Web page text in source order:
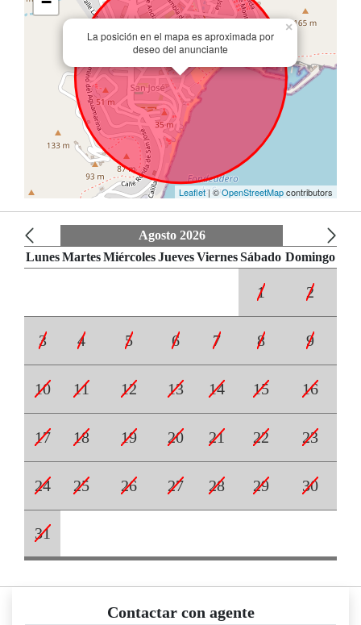
La posición en el mapa es aproximada por
deseo del anunciante
×
Leaflet| ©OpenStreetMapcontributors
Agosto 2026
Lunes Martes Miércoles Jueves Viernes Sábado Domingo
1 2
3 4 5 6 7 8 9
10 11 12 13 14 15 16
17 18 19 20 21 22 23
24 25 26 27 28 29 30
31
Contactar con agente